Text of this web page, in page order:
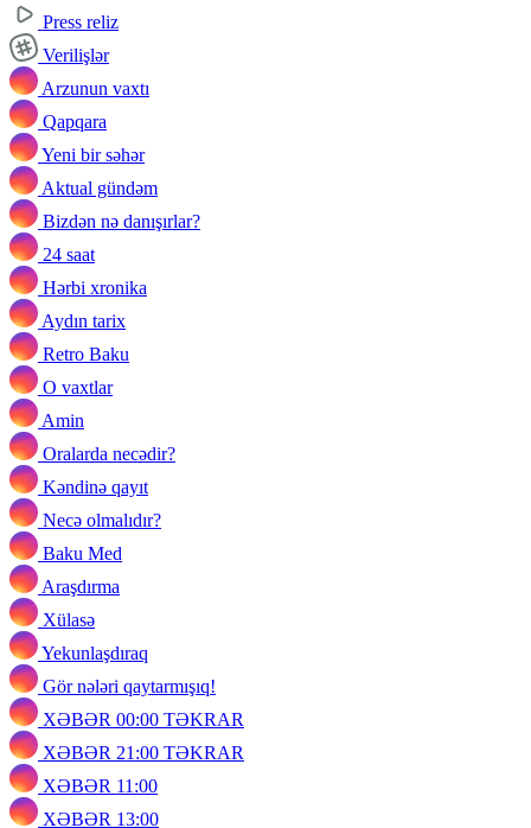
Press reliz
Verilişlər
Arzunun vaxtı
Qapqara
Yeni bir səhər
Aktual gündəm
Bizdən nə danışırlar?
24 saat
Hərbi xronika
Aydın tarix
Retro Baku
O vaxtlar
Amin
Oralarda necədir?
Kəndinə qayıt
Necə olmalıdır?
Baku Med
Araşdırma
Xülasə
Yekunlaşdıraq
Gör nələri qaytarmışıq!
XƏBƏR 00:00 TƏKRAR
XƏBƏR 21:00 TƏKRAR
XƏBƏR 11:00
XƏBƏR 13:00